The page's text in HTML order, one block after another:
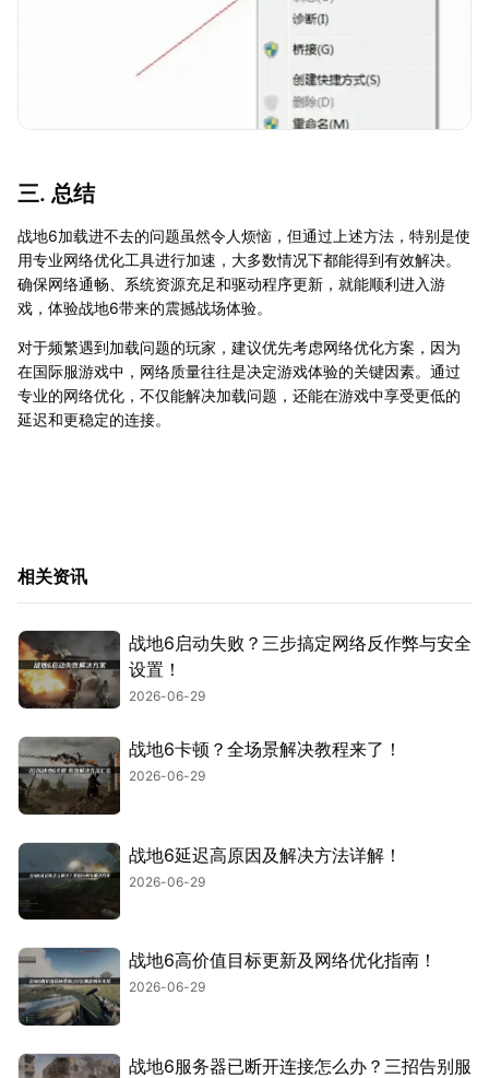
三. 总结
战地6加载进不去的问题虽然令人烦恼，但通过上述方法，特别是使
用专业网络优化工具进行加速，大多数情况下都能得到有效解决。
确保网络通畅、系统资源充足和驱动程序更新，就能顺利进入游
戏，体验战地6带来的震撼战场体验。
对于频繁遇到加载问题的玩家，建议优先考虑网络优化方案，因为
在国际服游戏中，网络质量往往是决定游戏体验的关键因素。通过
专业的网络优化，不仅能解决加载问题，还能在游戏中享受更低的
延迟和更稳定的连接。
相关资讯
战地6启动失败？三步搞定网络反作弊与安全
设置！
2026-06-29
战地6卡顿？全场景解决教程来了！
2026-06-29
战地6延迟高原因及解决方法详解！
2026-06-29
战地6高价值目标更新及网络优化指南！
2026-06-29
战地6服务器已断开连接怎么办？三招告别服